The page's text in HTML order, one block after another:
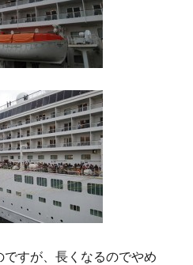
すが、長くなるのでやめ